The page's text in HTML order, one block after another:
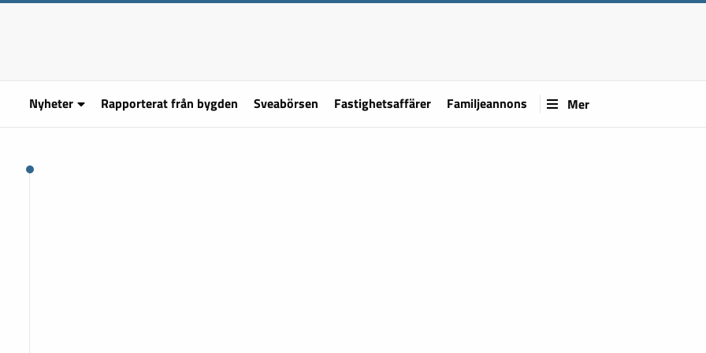
Nyheter Rapporterat från bygden Sveabörsen Fastighetsaffärer Familjeannons Mer